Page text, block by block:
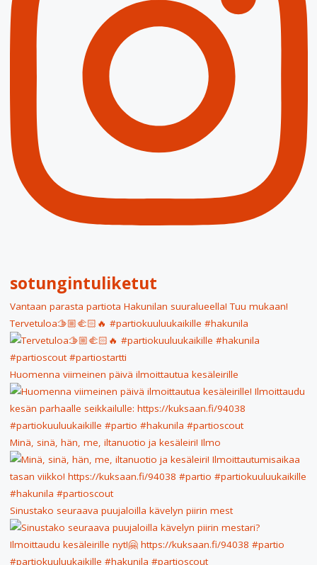
sotungintuliketut
Vantaan parasta partiota Hakunilan suuralueella! Tuu mukaan!
Tervetuloa🫱🏼‍🫲🏻🔥 #partiokuuluukaikille #hakunila
Huomenna viimeinen päivä ilmoittautua kesäleirille
Minä, sinä, hän, me, iltanuotio ja kesäleiri! Ilmo
Sinustako seuraava puujaloilla kävelyn piirin mest